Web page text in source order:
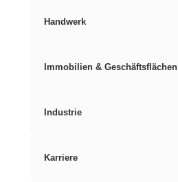
Handwerk
Immobilien & Geschäftsflächen
Industrie
Karriere